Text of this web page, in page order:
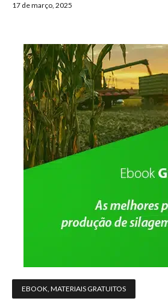
17 de março, 2025
EBOOK, MATERIAIS GRATUITOS